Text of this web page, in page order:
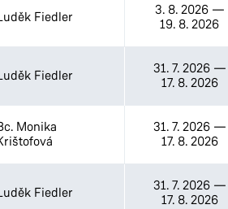
Fiedler 3. 8. 2026—
19. 8. 2026
Fiedler 31. 7. 2026—
17. 8. 2026
Monika
31. 7. 2026—
17. 8. 2026
Fiedler 31. 7. 2026—
17. 8. 2026